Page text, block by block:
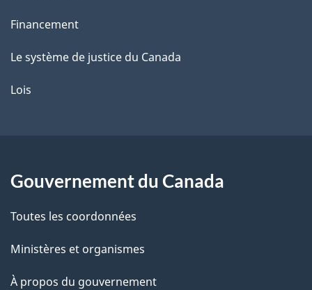
Financement
Le système de justice du Canada
Lois
Gouvernement du Canada
Toutes les coordonnées
Ministères et organismes
À propos du gouvernement